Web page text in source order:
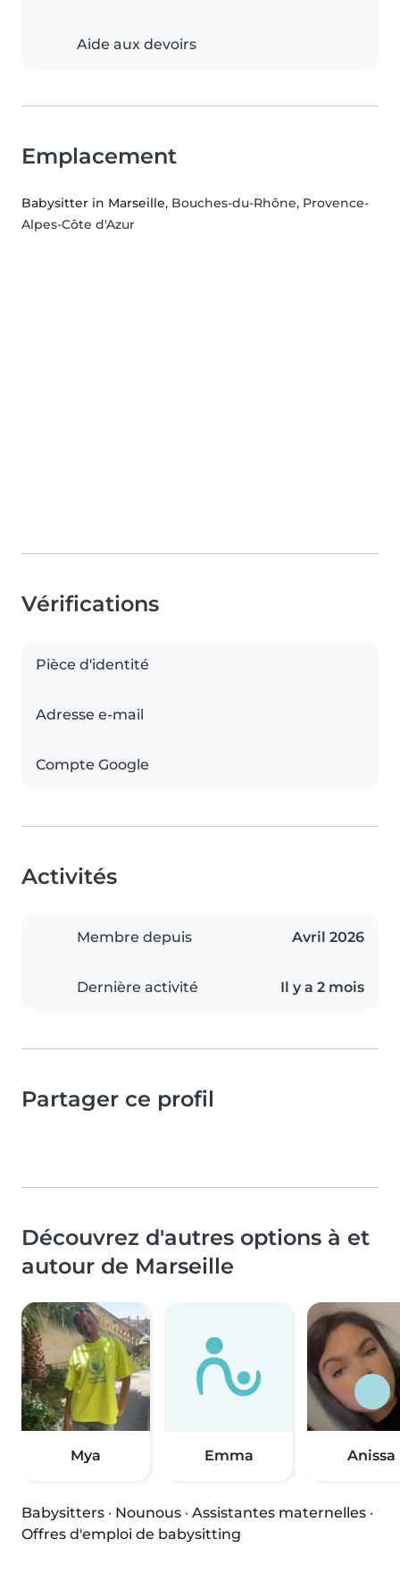
Aide aux devoirs
Emplacement
Babysitter in Marseille, Bouches-du-Rhône, Provence-
Alpes-Côte d'Azur
Vérifications
Pièce d'identité
Adresse e-mail
Compte Google
Activités
Membre depuis Avril 2026
Dernière activité Il y a 2 mois
Partager ce profil
Découvrez d'autres options à et
autour de Marseille
Mya Emma Anissa
Babysitters · Nounous · Assistantes maternelles ·
Offres d'emploi de babysitting